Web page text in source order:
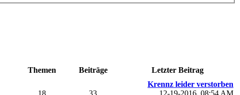
Themen Beiträge
Letzter Beitrag
18 33
Krennz leider verstorben
12-19-2016, 08:54 AM